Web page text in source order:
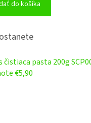
do košíka
čistiaca pasta 200g
€5,90